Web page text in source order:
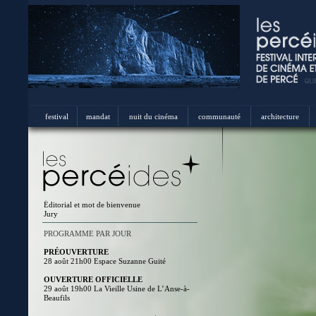
PROGRAMME PAR JOUR
PRÉOUVERTURE
28 août 21h00 Espace Suzanne Guité
OUVERTURE OFFICIELLE
29 août 19h00 La Vieille Usine de L’Anse-à-
Beaufils
Éditorial et mot de bienvenue
Jury
festival mandat nuit du cinéma communauté architecture